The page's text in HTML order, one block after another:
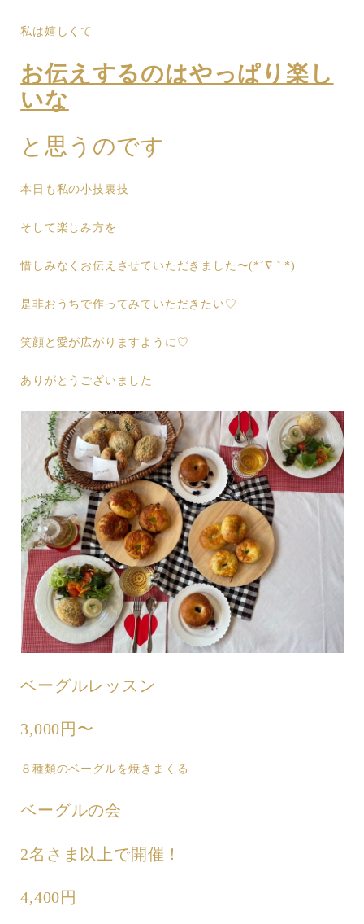
私は嬉しくて
お伝えするのはやっぱり楽し
いな
と思うのです
本日も私の小技裏技
そして楽しみ方を
惜しみなくお伝えさせていただきました〜(*´∇｀*)
是非おうちで作ってみていただきたい♡
笑顔と愛が広がりますように♡
ありがとうございました
ベーグルレッスン
3,000円〜
８種類のベーグルを焼きまくる
ベーグルの会
2名さま以上で開催！
4,400円